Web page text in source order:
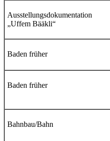
Ausstellungsdokumentation
„Uffem Bääkli“
Baden früher
Baden früher
Bahnbau/Bahn